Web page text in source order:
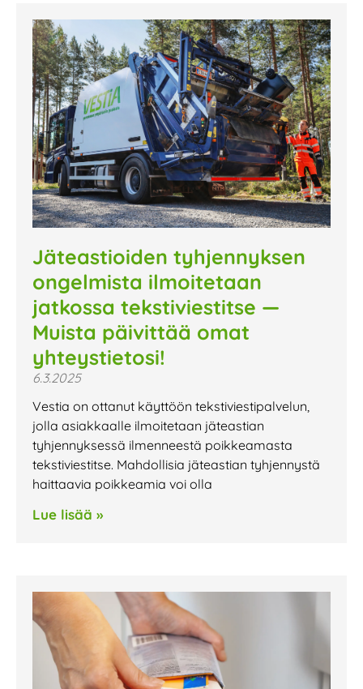
Jäteastioiden tyhjennyksen
ongelmista ilmoitetaan
jatkossa tekstiviestitse —
Muista päivittää omat
yhteystietosi!
6.3.2025
Vestia on ottanut käyttöön tekstiviestipalvelun,
jolla asiakkaalle ilmoitetaan jäteastian
tyhjennyksessä ilmenneestä poikkeamasta
tekstiviestitse. Mahdollisia jäteastian tyhjennystä
haittaavia poikkeamia voi olla
Lue lisää »